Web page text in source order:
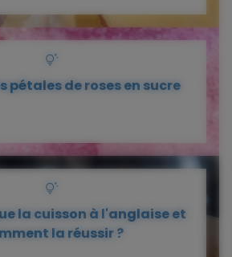
pétales de roses en sucre
la cuisson à l'anglaise et
la réussir ?